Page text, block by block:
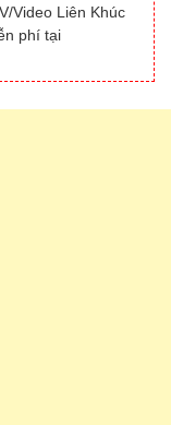
Video Liên Khúc
phí tại